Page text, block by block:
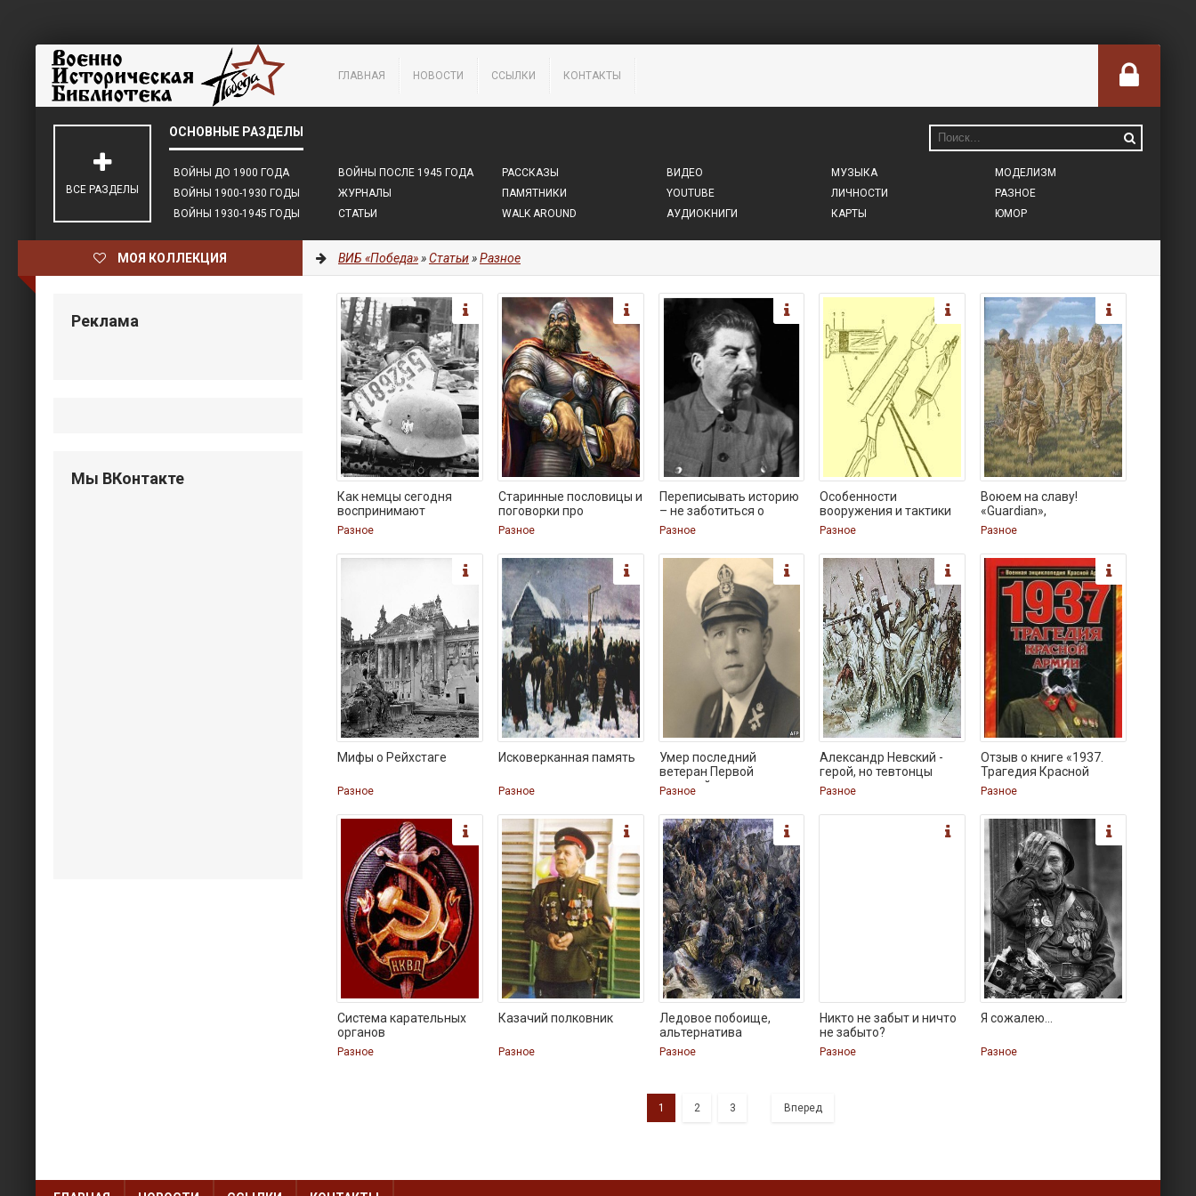
ГЛАВНАЯ НОВОСТИ ССЫЛКИ КОНТАКТЫ
ВОЙНЫ ДО 1900 ГОДА
ВОЙНЫ 1900-1930 ГОДЫ
ВОЙНЫ 1930-1945 ГОДЫ
ВОЙНЫ ПОСЛЕ 1945 ГОДА
ЖУРНАЛЫ
СТАТЬИ
РАССКАЗЫ
ПАМЯТНИКИ
WALK AROUND
ВИДЕО
YOUTUBE
АУДИОКНИГИ
МУЗЫКА
ЛИЧНОСТИ
КАРТЫ
МОДЕЛИЗМ
РАЗНОЕ
ЮМОР
ВСЕ РАЗДЕЛЫ
МОЯ КОЛЛЕКЦИЯ ВИБ «Победа»»Статьи»Разное
Как немцы сегодня
воспринимают
Разное
Старинные пословицы и
поговорки про
Разное
Переписывать историю
– не заботиться о
Разное
Особенности
вооружения и тактики
Разное
Воюем на славу!
«Guardian»,
Разное
Мифы о Рейхстаге
Разное
Исковерканная память
Разное
Умер последний
ветеран Первой
мировой
Разное
Александр Невский -
герой, но тевтонцы
Разное
Отзыв о книге «1937.
Трагедия Красной
Разное
Система карательных
органов
Разное
Казачий полковник
Разное
Ледовое побоище,
альтернатива
Разное
Никто не забыт и ничто
не забыто?
Разное
Я сожалею...
Разное
1 2 3 Вперед
Реклама
Мы ВКонтакте